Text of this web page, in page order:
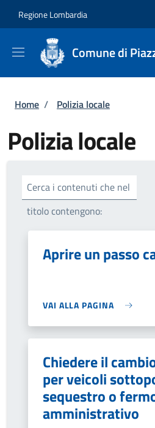
Regione Lombardia
Comune di
Briciole di pane
Home / Polizia locale
Polizia locale
Cerca i contenuti che nel
titolo contengono:
Aprire un passo
VAI ALLA PAGINA
Chiedere il
per veicoli
sequestro o
amministrativo